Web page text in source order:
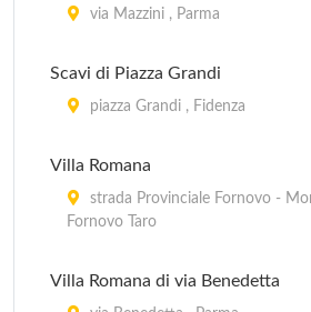
via Mazzini , Parma
Scavi di Piazza Grandi
piazza Grandi , Fidenza
Villa Romana
strada Provinciale Fornovo -
Fornovo Taro
Villa Romana di via Benedetta